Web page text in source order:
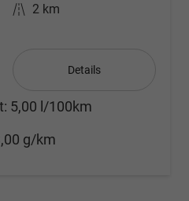
Kilometerstand 2 km
Details
5,00 l/100km
g/km